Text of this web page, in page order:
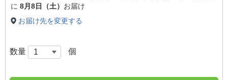
に 8月8日（土） お届け
お届け先を変更する
数量 個